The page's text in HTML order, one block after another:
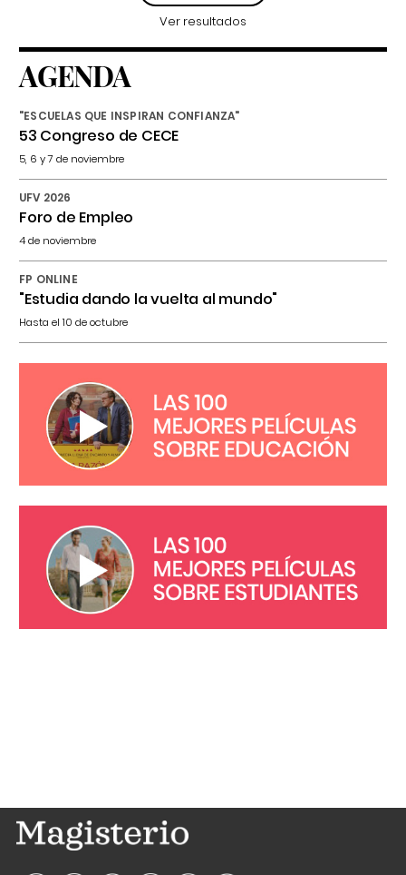
Ver resultados
AGENDA
"ESCUELAS QUE INSPIRAN CONFIANZA"
53 Congreso de CECE
5, 6 y 7 de noviembre
UFV 2026
Foro de Empleo
4 de noviembre
FP ONLINE
"Estudia dando la vuelta al mundo"
Hasta el 10 de octubre